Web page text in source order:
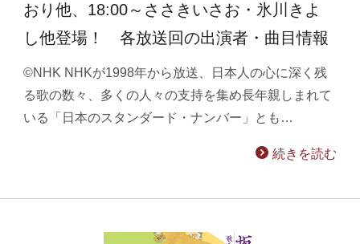
おり他、18:00～ささきいさお・氷川きよ
し他登場！ 各放送回の出演者・曲目情報
©NHK NHKが1998年から放送、日本人の心に深く残
る歌の数々、多くの人々の支持を集め長年親しまれて
いる「日本のスタンダード・ナンバー」とも…
続きを読む